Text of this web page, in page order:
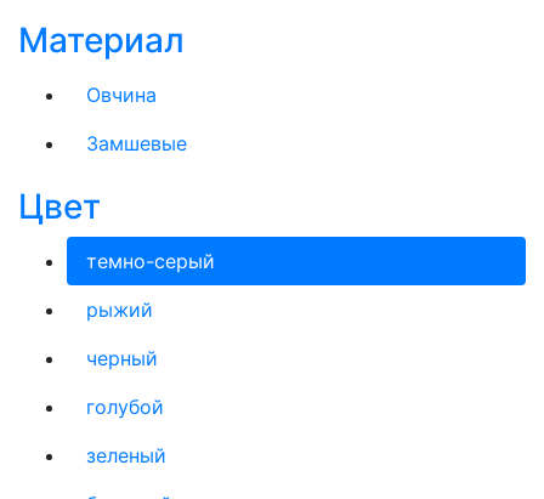
Материал
Овчина
Замшевые
Цвет
темно-серый
рыжий
черный
голубой
зеленый